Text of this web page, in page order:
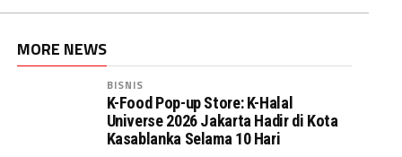
MORE NEWS
BISNIS
K-Food Pop-up Store: K-Halal
Universe 2026 Jakarta Hadir di Kota
Kasablanka Selama 10 Hari